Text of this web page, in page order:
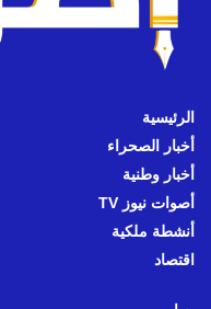
الرئيسية
أخبار الصحراء
أخبار وطنية
أصوات نيوز TV
أنشطة ملكية
اقتصاد